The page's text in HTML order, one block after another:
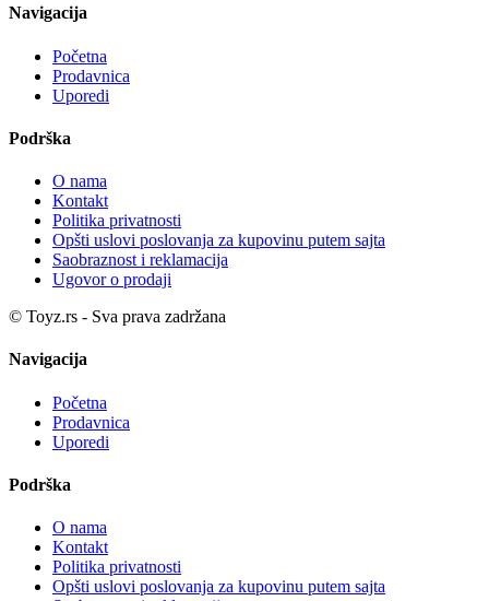
Navigacija
Početna
Prodavnica
Uporedi
Podrška
O nama
Kontakt
Politika privatnosti
Opšti uslovi poslovanja za kupovinu putem sajta
Saobraznost i reklamacija
Ugovor o prodaji
© Toyz.rs - Sva prava zadržana
Navigacija
Početna
Prodavnica
Uporedi
Podrška
O nama
Kontakt
Politika privatnosti
Opšti uslovi poslovanja za kupovinu putem sajta